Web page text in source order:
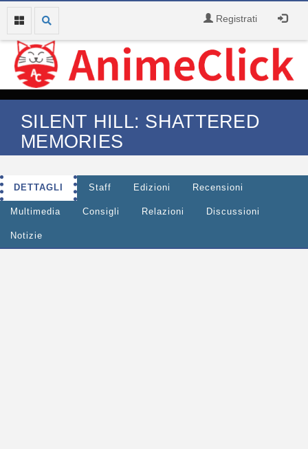
Registrati
SILENT HILL: SHATTERED
MEMORIES
DETTAGLI Staff Edizioni Recensioni
Multimedia Consigli Relazioni Discussioni
Notizie